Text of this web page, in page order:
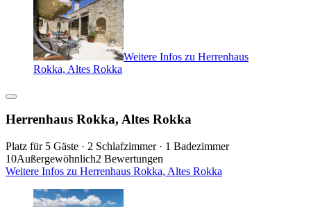
Weitere Infos zu Herrenhaus
Rokka, Altes Rokka
Herrenhaus Rokka, Altes Rokka
Platz für 5 Gäste · 2 Schlafzimmer · 1 Badezimmer
10Außergewöhnlich2 Bewertungen
Weitere Infos zu Herrenhaus Rokka, Altes Rokka